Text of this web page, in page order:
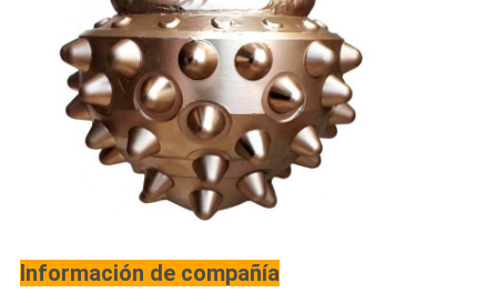
Información de compañía